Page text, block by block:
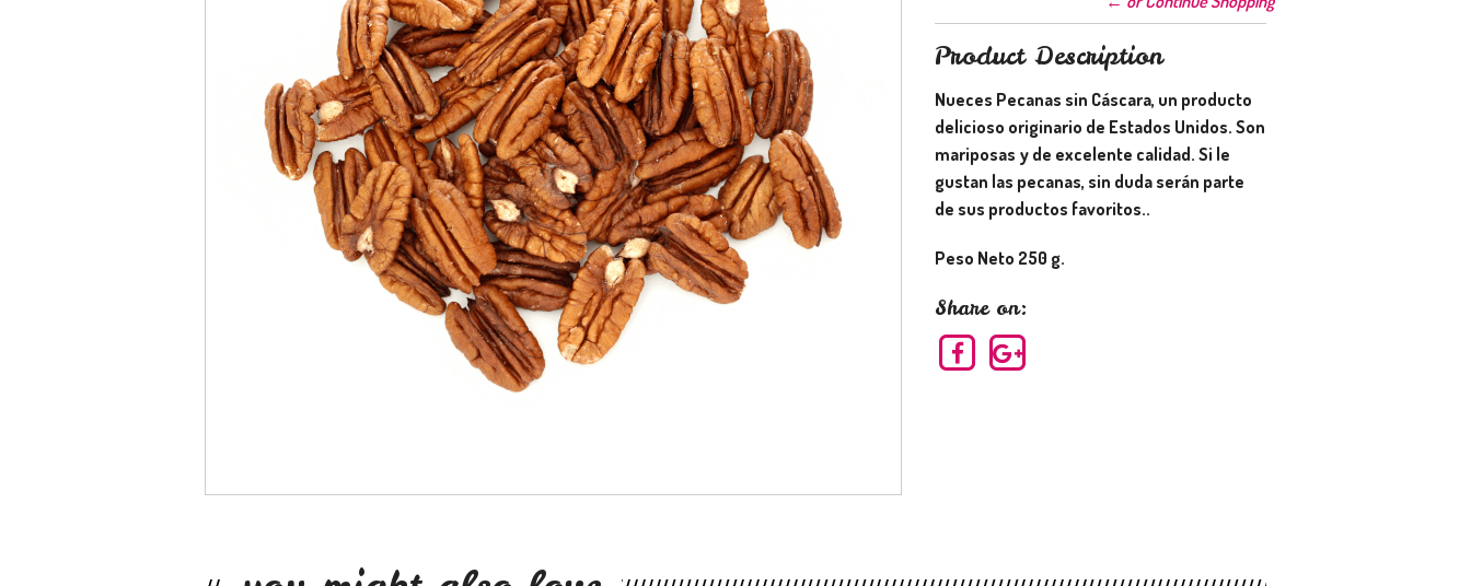
Product Description
Nueces Pecanas sin Cáscara, un producto
delicioso originario de Estados Unidos. Son
mariposas y de excelente calidad. Si le
gustan las pecanas, sin duda serán parte
de sus productos favoritos..
Peso Neto 250 g.
Share on: